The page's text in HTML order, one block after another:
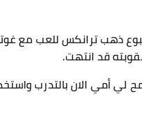
ذهب ترانكس للعب مع
قد انتهت.
لي أمي الان بالتدرب